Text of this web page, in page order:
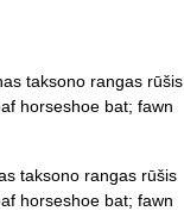
taksono rangas rūšis
horseshoe bat; fawn
taksono rangas rūšis
horseshoe bat; fawn